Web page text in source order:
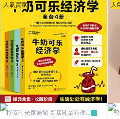
人氣賣家
樸素時光家居館-新店開業有優
人